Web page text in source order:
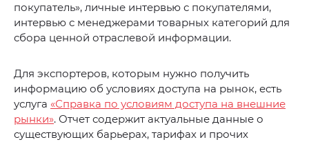
покупатель», личные интервью с покупателями,
интервью с менеджерами товарных категорий для
сбора ценной отраслевой информации.
Для экспортеров, которым нужно получить
информацию об условиях доступа на рынок, есть
услуга «Справка по условиям доступа на внешние
рынки». Отчет содержит актуальные данные о
существующих барьерах, тарифах и прочих